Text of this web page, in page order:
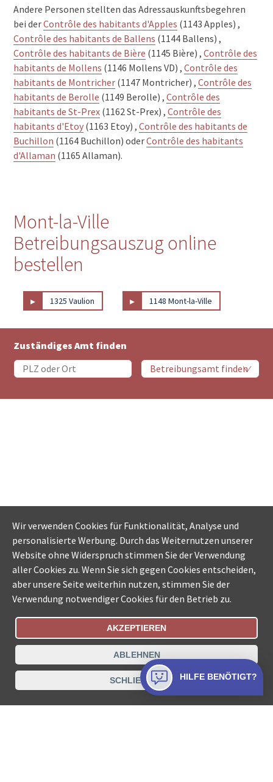
Andere Personen stellten das Adressauskunftsbegehren
bei derContrôle des habitants d'Apples (1143 Apples) ,
Contrôle des habitants de Ballens (1144 Ballens) ,
Contrôle des habitants de Bière (1145 Bière) ,Contrôle des
habitants de Mollens (1146 Mollens VD) ,Contrôle des
habitants de Montricher (1147 Montricher) ,Contrôle des
habitants de Berolle (1149 Berolle) ,Contrôle des
habitants de St-Prex (1162 St-Prex) ,Contrôle des
habitants d'Etoy (1163 Etoy) ,Contrôle des habitants de
Buchillon (1164 Buchillon) oderContrôle des habitants
d'Allaman (1165 Allaman).
Mont-la-Ville
Betreibungsauszug online
bestellen
▸ 1325 Vaulion ▸ 1148 Mont-la-Ville
Zuständiges Amt finden
Bestellungsstatus Ämtersuche der Schweiz
Datenschutz Impressum Nutzungsbestimmungen
Kontakt
Wir verwenden Cookies für Funktionalität, Analyse und
personalisierte Werbung. Durch das Weiternutzen unserer
Website ohne Widerspruch stimmen Sie der Verwendung
aller Cookies zu. Wenn Sie sich gegen Cookies entscheiden,
aber unsere Seite weiterhin nutzen, stimmen Sie der
Verwendung notwendiger Cookies für den Betrieb zu.
AKZEPTIEREN
ABLEHNEN
SCHLIESSEN HILFE BENÖTIGT?